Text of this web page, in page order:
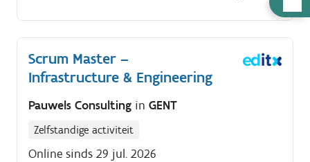
Procurement, Finance, and Audit teams to implement
supporting infrastructure components ranging from
virtualisation, cloud, storage, and backup systems.
Scrum Master –
Infrastructure & Engineering
Pauwels Consulting in GENT
Zelfstandige activiteit
Online sinds 29 jul. 2026